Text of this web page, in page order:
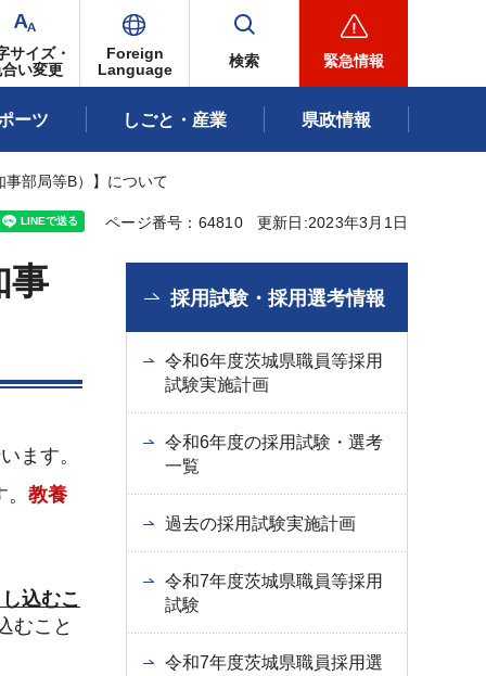
サイズ・
い変更
Foreign
Language
検索 緊急情報
ーツ しごと・産業 県政情報
部局等B）】について
ページ番号：64810 更新日:2023年3月1日
事
ます。
教養
込むこ
むこと
採用試験・採用選考情報
令和6年度茨城県職員等採用
試験実施計画
令和6年度の採用試験・選考
一覧
過去の採用試験実施計画
令和7年度茨城県職員等採用
試験
令和7年度茨城県職員採用選